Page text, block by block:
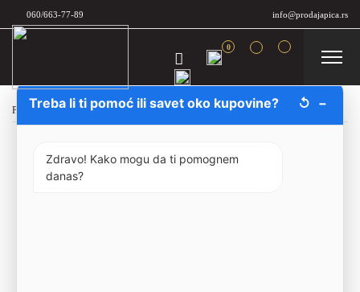
060/663-77-89 info@prodajapica.rs
0
Početna /Poklon pakovanja/Hedonism and Harmony Gift Box
Treba li ti pomoć ili savet oko kupovine? ↺ −
Zdravo! Kako mogu da ti pomognem
danas?